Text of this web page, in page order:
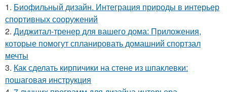
1. Биофильный дизайн. Интеграция природы в интерьер
спортивных сооружений
2. Диджитал-тренер для вашего дома: Приложения,
которые помогут спланировать домашний спортзал
мечты
3. Как сделать кирпичики на стене из шпаклевки:
пошаговая инструкция